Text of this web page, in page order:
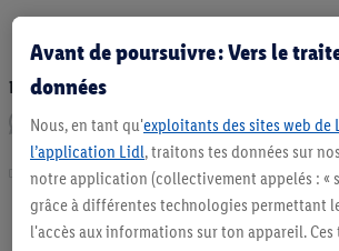
Recommander un article:
Imprimer
Avant de poursuivre : Vers le
données
Nous, en tant qu'exploitants des sites web de
l’application Lidl, traitons tes données sur
notre application (collectivement appelés : «
grâce à différentes technologies permettant
l'accès aux informations sur ton appareil.